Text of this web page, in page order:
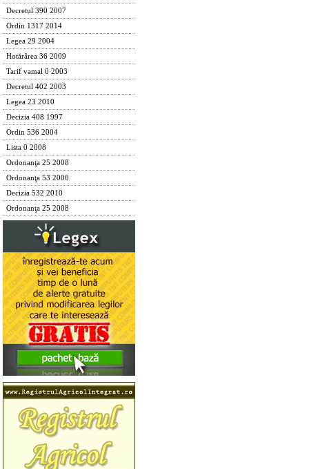
Decretul 390 2007
Ordin 1317 2014
Legea 29 2004
Hotărârea 36 2009
Tarif vamal 0 2003
Decretul 402 2003
Legea 23 2010
Decizia 408 1997
Ordin 536 2004
Lista 0 2008
Ordonanţa 25 2008
Ordonanţa 53 2000
Decizia 532 2010
Ordonanţa 25 2008